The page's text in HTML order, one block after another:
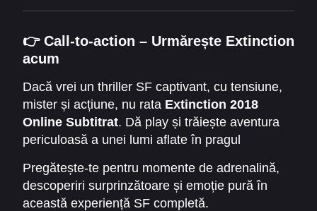
👉 Call-to-action – Urmărește Extinction
acum
Dacă vrei un thriller SF captivant, cu tensiune,
mister și acțiune, nu rata Extinction 2018
Online Subtitrat. Dă play și trăiește aventura
periculoasă a unei lumi aflate în pragul
Pregătește-te pentru momente de adrenalină,
descoperiri surprinzătoare și emoție pură în
această experiență SF completă.